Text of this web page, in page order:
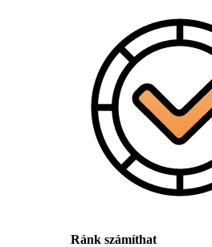
Ránk számíthat